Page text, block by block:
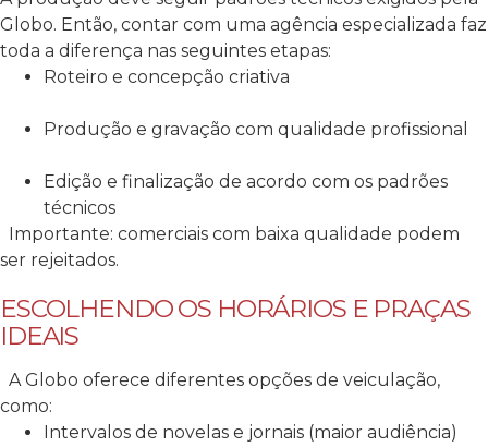
Globo. Então, contar com uma agência especializada faz
toda a diferença nas seguintes etapas:
Roteiro e concepção criativa
Produção e gravação com qualidade profissional
Edição e finalização de acordo com os padrões
técnicos
Importante: comerciais com baixa qualidade podem
ser rejeitados.
ESCOLHENDO OS HORÁRIOS E PRAÇAS
IDEAIS
A Globo oferece diferentes opções de veiculação,
como:
Intervalos de novelas e jornais (maior audiência)